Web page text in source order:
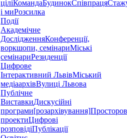
ціліКомандаБудинокСпівпраця
і миРозсилка
Події
Академічне
ДослідженняКонференції,
воркшопи, семінариМіські
семінариРезиденції
Цифрове
Інтерактивний ЛьвівМіський
медіаархівВулиці Львова
Публічне
ВиставкиДискусійні
програми[розархівування]
проектиЦифрові
розповідіПублікації